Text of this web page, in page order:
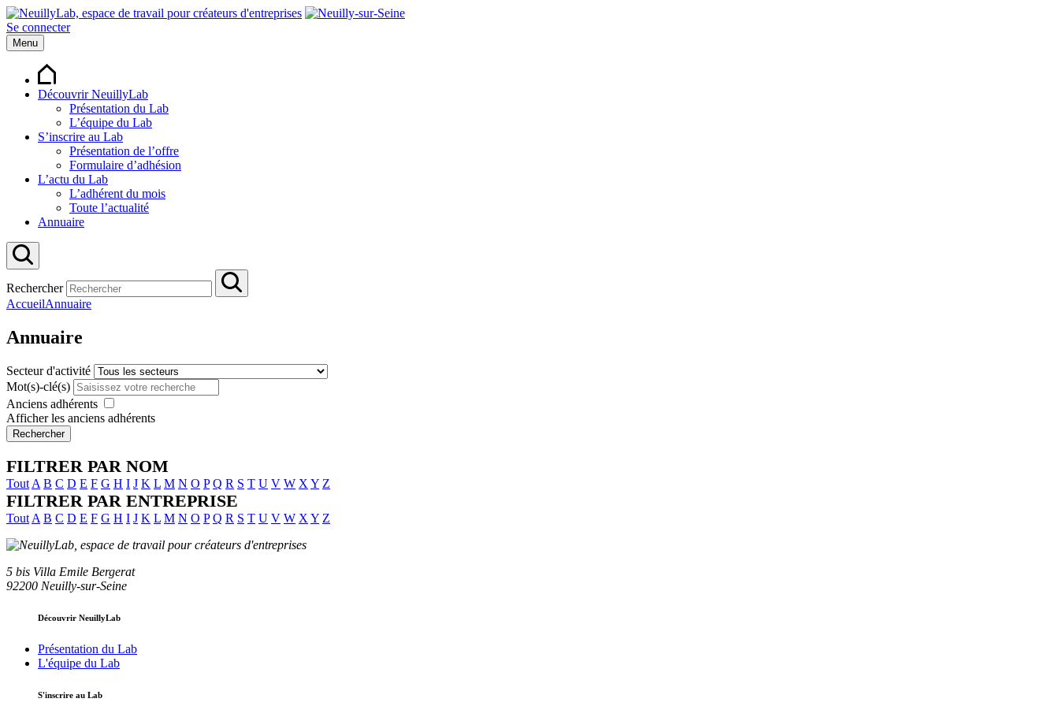
Se connecter
Menu
Découvrir NeuillyLab
Présentation du Lab
L’équipe du Lab
S’inscrire au Lab
Présentation de l’offre
Formulaire d’adhésion
L’actu du Lab
L’adhérent du mois
Toute l’actualité
Annuaire
Rechercher
AccueilAnnuaire
Annuaire
Secteur d'activité
Mot(s)-clé(s)
Anciens adhérents
Afficher les anciens adhérents
Rechercher
FILTRER PAR NOM
Tout A B C D E F G H I J K L M N O P Q R S T U V W X Y Z
FILTRER PAR ENTREPRISE
Tout A B C D E F G H I J K L M N O P Q R S T U V W X Y Z
5 bis Villa Emile Bergerat
92200 Neuilly-sur-Seine
Découvrir NeuillyLab
Présentation du Lab
L'équipe du Lab
S'inscrire au Lab